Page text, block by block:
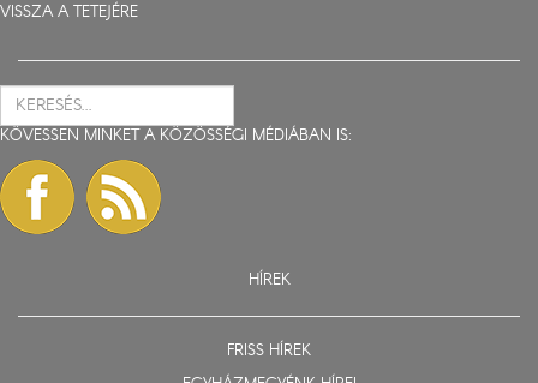
VISSZA A TETEJÉRE
KÖVESSEN MINKET A KÖZÖSSÉGI MÉDIÁBAN IS:
HÍREK
FRISS HÍREK